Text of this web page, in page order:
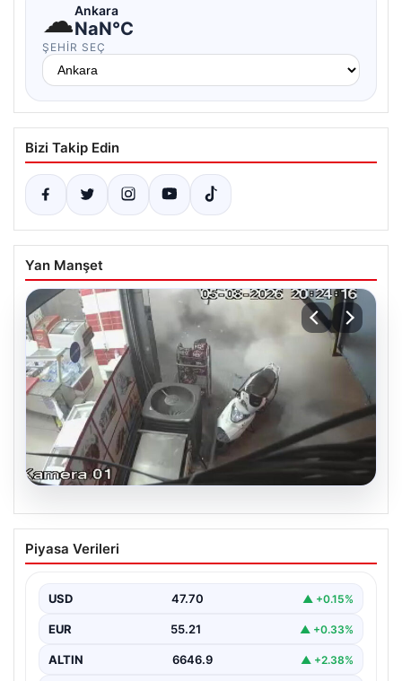
☁Ankara
NaN°C
ŞEHIR SEÇ
Bizi Takip Edin
Yan Manşet
06.08.2026
Bahçelievler’de tahliye edilen 4 katlı
binanın çöktüğü anlar
Detayları ve Güvenlik Önlemleri", "content": "İstanbul'un
Bahçelievler…
Piyasa Verileri
USD 47.70 ▲ +0.15%
EUR 55.21 ▲ +0.33%
ALTIN 6646.9 ▲ +2.38%